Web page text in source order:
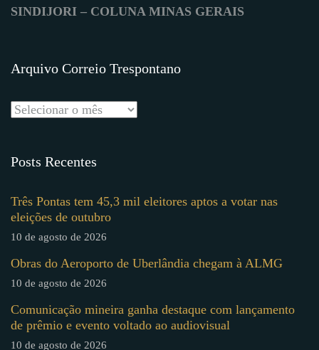
SINDIJORI – COLUNA MINAS GERAIS
Arquivo Correio Trespontano
Posts Recentes
Três Pontas tem 45,3 mil eleitores aptos a votar nas
eleições de outubro
10 de agosto de 2026
Obras do Aeroporto de Uberlândia chegam à ALMG
10 de agosto de 2026
Comunicação mineira ganha destaque com lançamento
de prêmio e evento voltado ao audiovisual
10 de agosto de 2026